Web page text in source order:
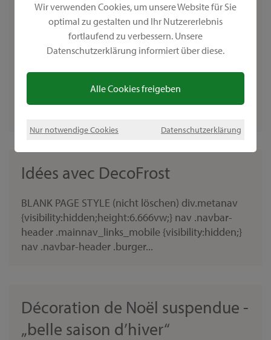
Wir verwenden Cookies, um unsere Website für Sie
optimal zu gestalten und Ihr Nutzererlebnis
fortlaufend zu verbessern. Unsere
Datenschutzerklärung informiert über diese.
Alle Cookies freigeben
Nur notwendige Cookies Datenschutzerklärung
raffinés
Magnifiques photophores scintillants comme
scintillants conviennent parfaitement pour
décorer une table lors d’un mariage ou d’un
Idées avec DecoFrost
BLANK PAGE STYLE (nicht löschen) div.metanav
{visibility:hidden;height:6.666vw;} nav .navbar-
header .mainnav_links_mobile {visibility:hidden;}
nav .navbar-header .burger...
Décoration de Noël suspendue -
„belle saison d’hiver“